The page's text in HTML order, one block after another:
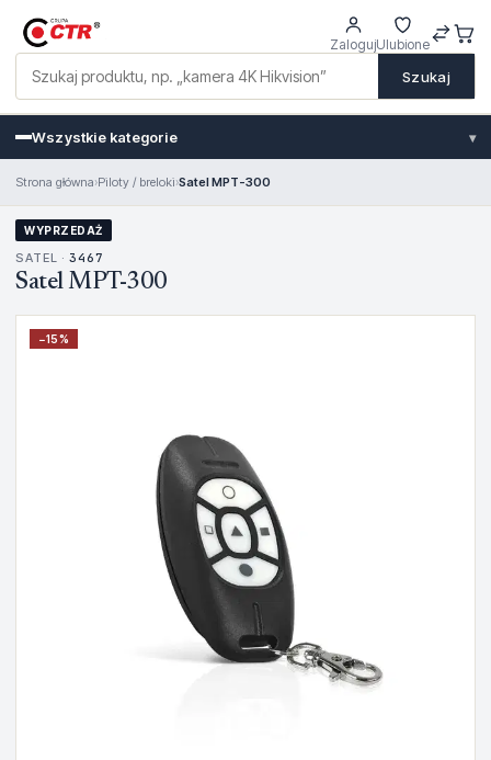
Szukaj
ZalogujUlubione
Wszystkie kategorie ▾
Strona główna›Piloty / breloki›Satel MPT-300
WYPRZEDAŻ
SATEL · 3467
Satel MPT-300
−15%